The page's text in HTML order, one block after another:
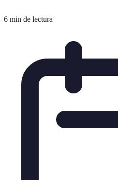
6 min de lectura